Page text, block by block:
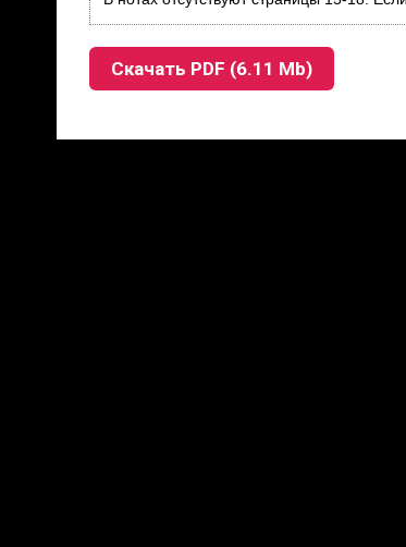
Скачать PDF (6.11 Mb)